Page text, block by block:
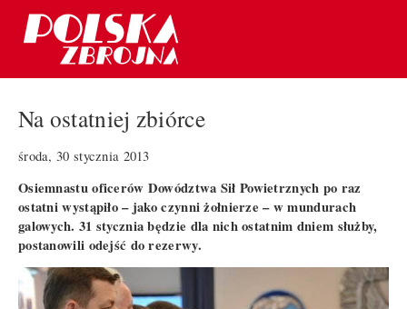
Na ostatniej zbiórce
środa, 30 stycznia 2013
Osiemnastu oficerów Dowództwa Sił Powietrznych po raz
ostatni wystąpiło – jako czynni żołnierze – w mundurach
galowych. 31 stycznia będzie dla nich ostatnim dniem służby,
postanowili odejść do rezerwy.